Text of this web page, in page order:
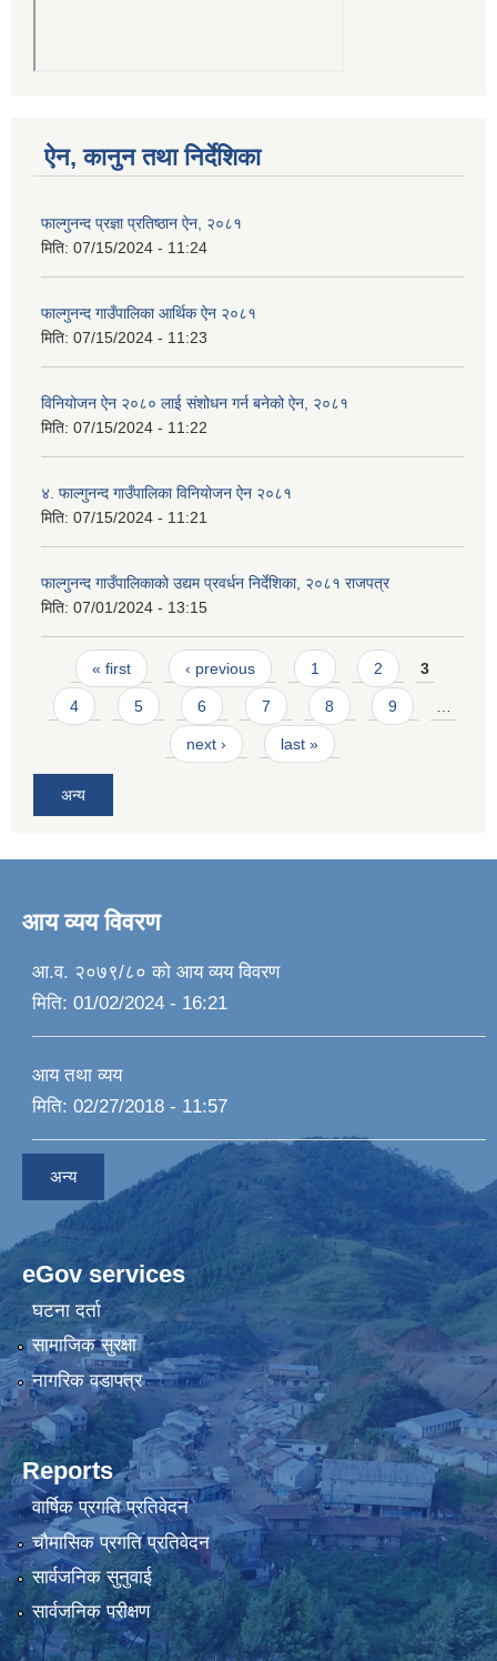
ऐन, कानुन तथा निर्देशिका
फाल्गुनन्द प्रज्ञा प्रतिष्ठान ऐन, २०८१
मिति: 07/15/2024 - 11:24
फाल्गुनन्द गाउँपालिका आर्थिक ऐन २०८१
मिति: 07/15/2024 - 11:23
विनियोजन ऐन २०८० लाई संशोधन गर्न बनेको ऐन, २०८१
मिति: 07/15/2024 - 11:22
४. फाल्गुनन्द गाउँपालिका विनियोजन ऐन २०८१
मिति: 07/15/2024 - 11:21
फाल्गुनन्द गाउँपालिकाको उद्यम प्रवर्धन निर्देशिका, २०८१ राजपत्र
मिति: 07/01/2024 - 13:15
Pages
« first ‹ previous 1 2 3
4 5 6 7 8 9
next › last »
अन्य
आय व्यय विवरण
आ.व. २०७९/८० को आय व्यय विवरण
मिति: 01/02/2024 - 16:21
आय तथा व्यय
मिति: 02/27/2018 - 11:57
अन्य
eGov services
घटना दर्ता
सामाजिक सुरक्षा
नागरिक वडापत्र
Reports
वार्षिक प्रगति प्रतिवेदन
चौमासिक प्रगति प्रतिवेदन
सार्वजनिक सुनुवाई
सार्वजनिक परीक्षण